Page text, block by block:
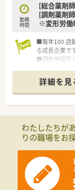
勤務
時間
[総合薬剤
[調剤薬剤
※変形労働
■毎年100 店
る成長企業で
■調剤併設型
■研修制度は
講可能な研
■店舗で活躍
となる従業員
■総合薬剤師
の働き方を選
■調剤併設型だ
地内薬局」「
ます
■在宅医療に
50店舗以上、
■「プラチナく
詳細を見
わたしたちが
りの職場をお